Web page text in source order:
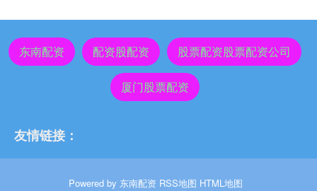
东南配资 配资股配资 股票配资股票配资公司
厦门股票配资
友情链接：
Powered by 东南配资 RSS地图 HTML地图